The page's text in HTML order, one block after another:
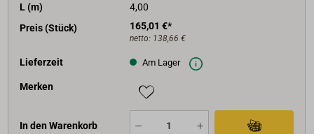
L (m)
4,00
Preis (Stück)
165,01 €*
netto: 138,66 €
Lieferzeit Am Lager
Merken
In den Warenkorb